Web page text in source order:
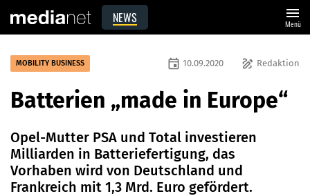
NEWS menu
Menü
MOBILITY BUSINESS draw Redaktion
event 10.09.2020
Batterien „made in Europe“
Opel-Mutter PSA und Total investieren
Milliarden in Batteriefertigung, das
Vorhaben wird von Deutschland und
Frankreich mit 1,3 Mrd. Euro gefördert.